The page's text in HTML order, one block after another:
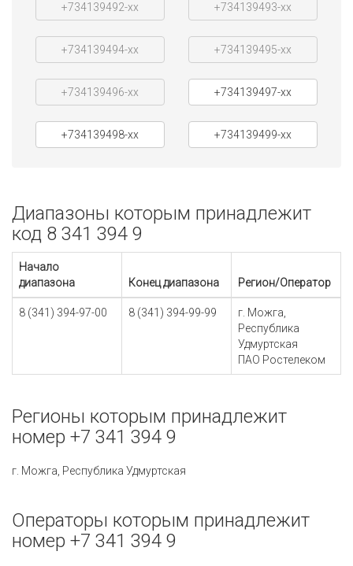
+734139492-xx +734139493-xx
+734139494-xx +734139495-xx
+734139496-xx +734139497-xx
+734139498-xx +734139499-xx
Диапазоны которым принадлежит
код 8 341 394 9
Начало
диапазона
Конец диапазона Регион/Оператор
8 (341) 394-97-00 8 (341) 394-99-99
г. Можга,
Республика
Удмуртская
ПАО Ростелеком
Регионы которым принадлежит
номер +7 341 394 9
г. Можга, Республика Удмуртская
Операторы которым принадлежит
номер +7 341 394 9